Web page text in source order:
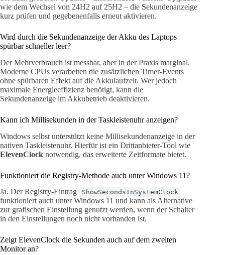
wie dem Wechsel von 24H2 auf 25H2 – die Sekundenanzeige
kurz prüfen und gegebenenfalls erneut aktivieren.
Wird durch die Sekundenanzeige der Akku des Laptops
spürbar schneller leer?
Der Mehrverbrauch ist messbar, aber in der Praxis marginal.
Moderne CPUs verarbeiten die zusätzlichen Timer-Events
ohne spürbaren Effekt auf die Akkulaufzeit. Wer jedoch
maximale Energieeffizienz benötigt, kann die
Sekundenanzeige im Akkubetrieb deaktivieren.
Kann ich Millisekunden in der Taskleistenuhr anzeigen?
Windows selbst unterstützt keine Millisekundenanzeige in der
nativen Taskleistenuhr. Hierfür ist ein Drittanbieter-Tool wie
ElevenClock notwendig, das erweiterte Zeitformate bietet.
Funktioniert die Registry-Methode auch unter Windows 11?
Ja. Der Registry-Eintrag
ShowSecondsInSystemClock
funktioniert auch unter Windows 11 und kann als Alternative
zur grafischen Einstellung genutzt werden, wenn der Schalter
in den Einstellungen noch nicht vorhanden ist.
Zeigt ElevenClock die Sekunden auch auf dem zweiten
Monitor an?